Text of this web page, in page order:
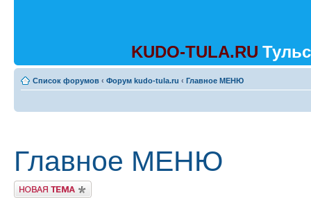
KUDO-TULA.RU
Список форумов ‹ Форум kudo-tula.ru ‹ Главное МЕНЮ
Главное МЕНЮ
Начать новую тему